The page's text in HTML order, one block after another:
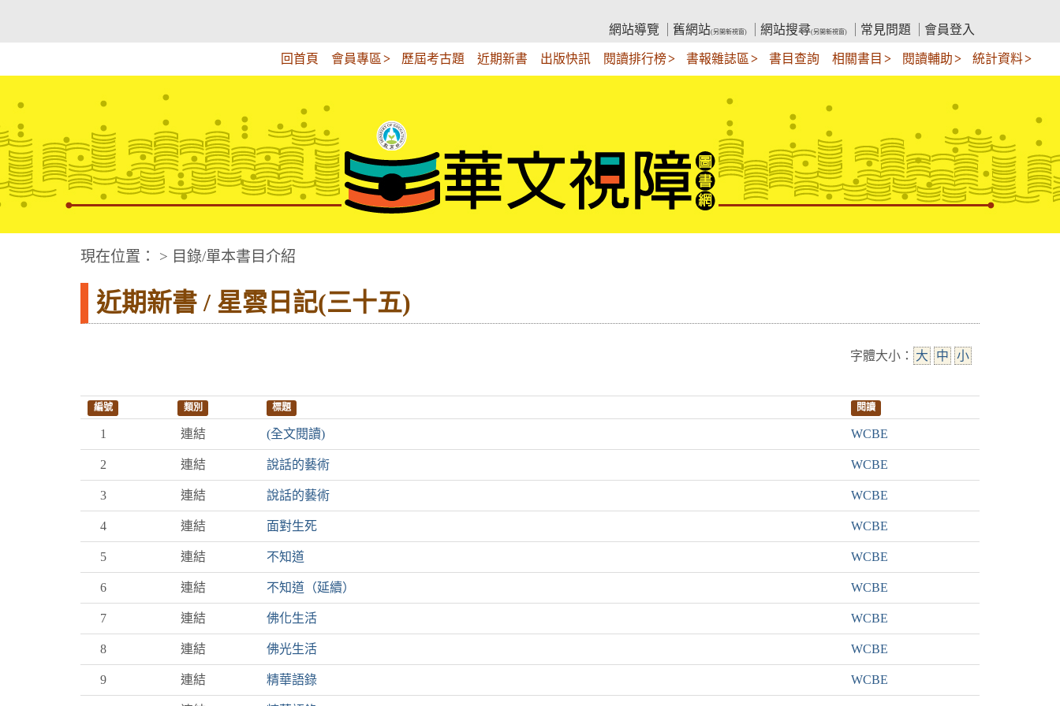
內
網站導覽
舊網站(另開新視窗) 網站搜尋(另開新視窗) 常見問題 會員登入
回首頁 會員專區 歷屆考古題 近期新書 出版快訊 閱讀排行榜 書報雜誌區 書目查詢 相關書目 閱讀輔助 統計資料
華文視障電子圖書網
現在位置： > 目錄/單本書目介紹
近期新書 / 星雲日記(三十五)
字體大小： 大 中 小
編號 類別 標題 閱讀
1 連結 (全文閱讀) WCBE
2 連結 說話的藝術 WCBE
3 連結 說話的藝術 WCBE
4 連結 面對生死 WCBE
5 連結 不知道 WCBE
6 連結 不知道（延續） WCBE
7 連結 佛化生活 WCBE
8 連結 佛光生活 WCBE
9 連結 精華語錄 WCBE